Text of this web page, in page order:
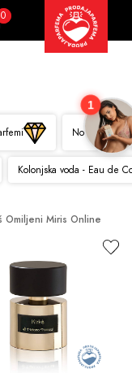
0
Novo
Kolonjska voda - Eau de
Omiljeni Miris Online
1